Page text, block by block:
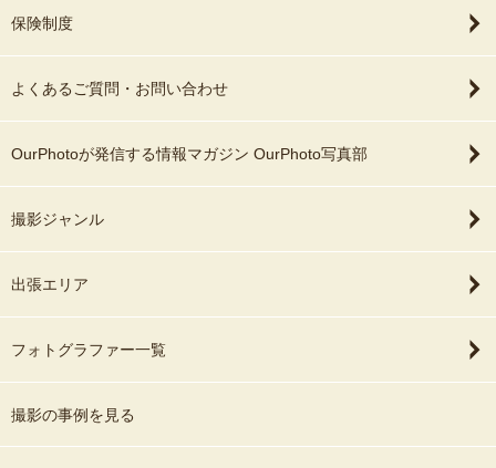
保険制度
よくあるご質問・お問い合わせ
OurPhotoが発信する情報マガジン OurPhoto写真部
撮影ジャンル
出張エリア
フォトグラファー一覧
撮影の事例を見る